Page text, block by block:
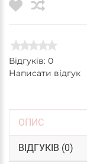
Відгуків: 0
Написати відгук
ОПИС
ВІДГУКІВ (0)